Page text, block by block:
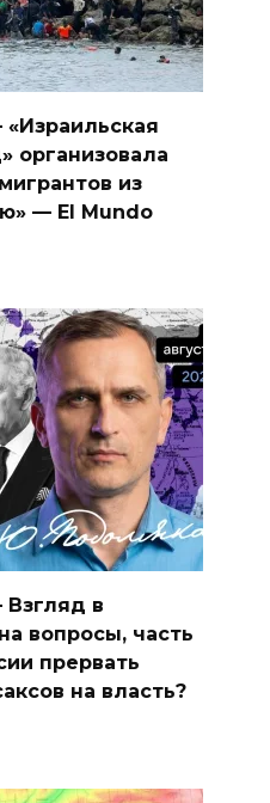
организовала
из
— El Mundo
в
вопросы, часть
прервать
на власть?